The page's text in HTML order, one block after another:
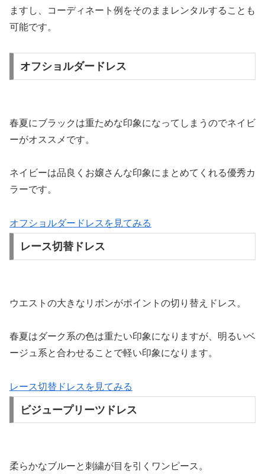
ますし、コーディネート例をそのままレンタルすることも
可能です。
オフショルダードレス
春夏にブラックは重ためな印象になってしまうのでネイビ
ーがオススメです。
ネイビーは品良くお嬢さんな印象にまとめてくれる優秀カ
ラーです。
オフショルダードレスを見てみる
レース切替ドレス
ウエストの大きなリボンがポイントの切り替えドレス。
春夏はダーク系の色は重たい印象になりますが、明るいベ
ージュ系と合わせることで軽い印象になります。
レース切替ドレスを見てみる
ビジュープリーツドレス
柔らかなブルーと刺繍が目を引くワンピース。